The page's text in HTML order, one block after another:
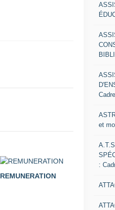
REMUNERATION
et
: